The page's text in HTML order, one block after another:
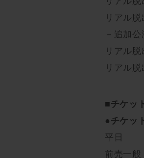
リアル
－追加公
リアル
リアル
■チケッ
●チケッ
平日
前売一